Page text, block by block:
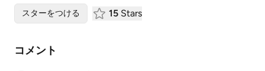
スターをつける 15 Stars
コメント